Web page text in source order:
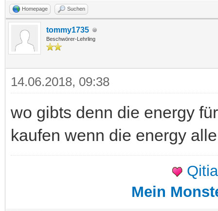
Homepage Suchen
tommy1735
Beschwörer-Lehrling
14.06.2018, 09:38
wo gibts denn die energy
kaufen wenn die energy
Mein